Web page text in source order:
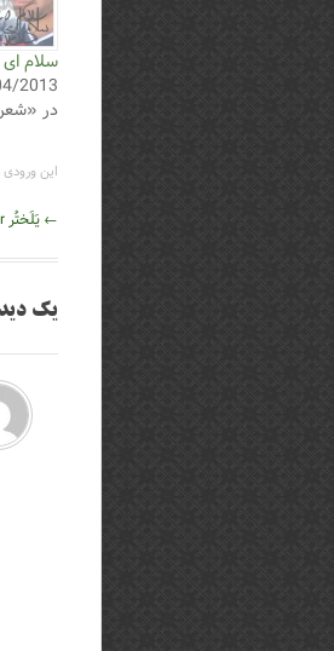
سلام
2013
در
این ورودی
ناوبری
← یَلَختُر yalaxtor
یک